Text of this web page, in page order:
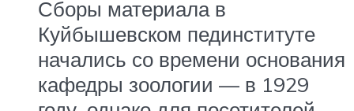
Сборы материала в
Куйбышевском пединституте
начались со времени основания
кафедры зоологии — в 1929